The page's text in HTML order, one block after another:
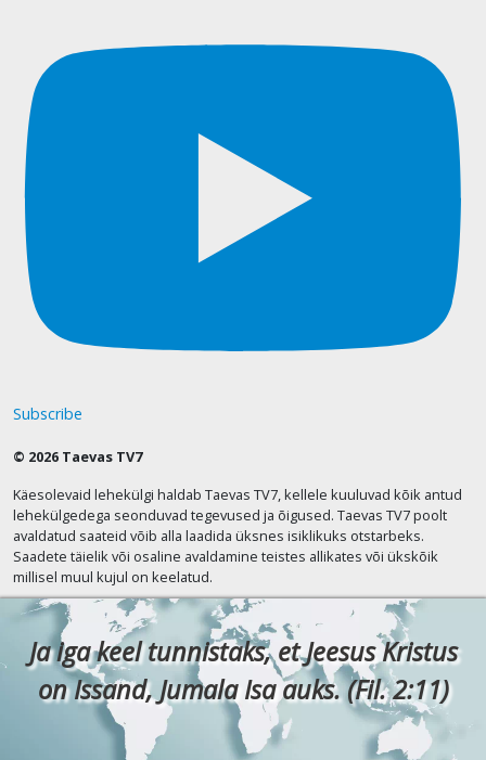
Subscribe
© 2026 Taevas TV7
Käesolevaid lehekülgi haldab Taevas TV7, kellele kuuluvad kõik antud
lehekülgedega seonduvad tegevused ja õigused. Taevas TV7 poolt
avaldatud saateid võib alla laadida üksnes isiklikuks otstarbeks.
Saadete täielik või osaline avaldamine teistes allikates või ükskõik
millisel muul kujul on keelatud.
Ja iga keel tunnistaks, et Jeesus Kristus
on Issand, Jumala Isa auks. (Fil. 2:11)